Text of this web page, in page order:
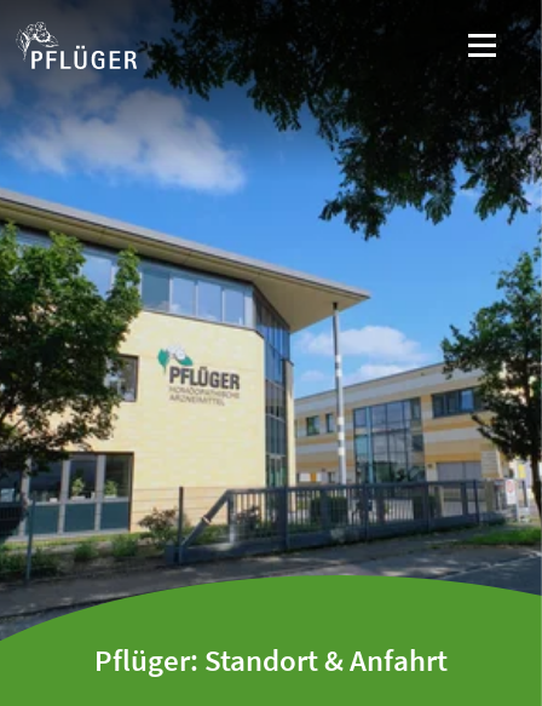
Pflüger: Standort & Anfahrt